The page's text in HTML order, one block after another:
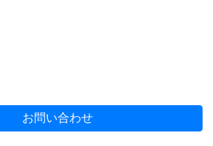
お問い合わせ